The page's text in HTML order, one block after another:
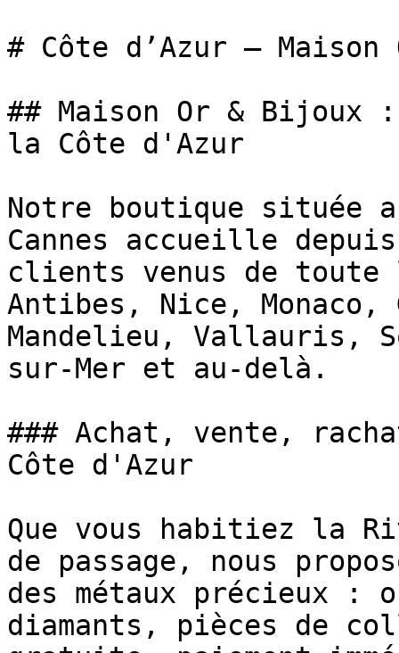
# Côte d’Azur —
## Maison Or &
la Côte d'Azur
Notre boutique située
Cannes accueille
clients venus de toute
Antibes, Nice, Monaco,
Mandelieu, Vallauris,
sur-Mer et au-delà.
### Achat, vente,
Côte d'Azur
Que vous habitiez la
de passage, nous
des métaux précieux
diamants, pièces de